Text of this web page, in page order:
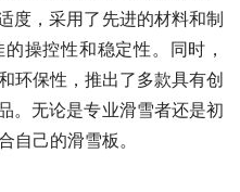
度，采用了先进的材料和制
操控性和稳定性。同时，
环保性，推出了多款具有创
。无论是专业滑雪者还是初
自己的滑雪板。